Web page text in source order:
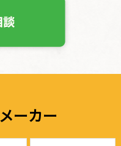
ーカー